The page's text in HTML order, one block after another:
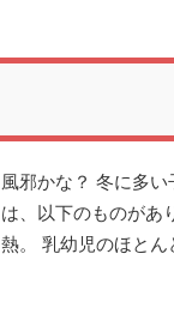
風邪かな？ 冬に多
は、以下のものが
熱。 乳幼児のほとん